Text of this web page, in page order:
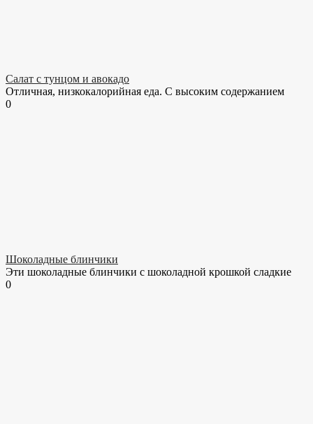
Салат с тунцом и авокадо
Отличная, низкокалорийная еда. С высоким содержанием
0
Шоколадные блинчики
Эти шоколадные блинчики с шоколадной крошкой сладкие
0